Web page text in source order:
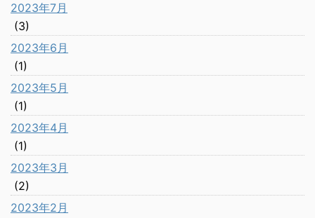
2023年7月
(3)
2023年6月
(1)
2023年5月
(1)
2023年4月
(1)
2023年3月
(2)
2023年2月